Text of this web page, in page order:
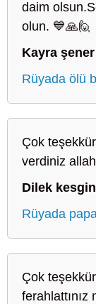
daim
olun. 💙🙏🙋
Kayra şener
Rüyada ölü
Çok
verdiniz
Dilek kesgin
Rüyada
Çok